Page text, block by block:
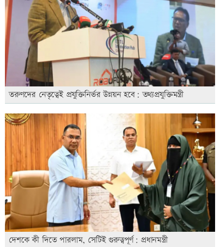
তরুণদের নেতৃত্বেই প্রযুক্তিনির্ভর উন্নয়ন হবে: তথ্যপ্রযুক্তিমন্ত্রী
দেশকে কী দিতে পারলাম, সেটিই গুরুত্বপূর্ণ: প্রধানমন্ত্রী